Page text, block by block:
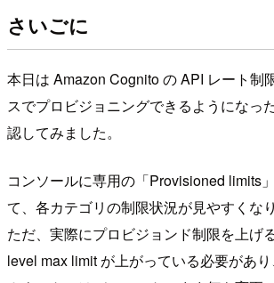
さいごに
本日は Amazon Cognito の API レート制
スでプロビジョニングできるようになっ
認してみました。
コンソールに専用の「Provisioned limits
て、各カテゴリの制限状況が見やすくな
ただ、実際にプロビジョンド制限を上げ
level max limit が上がっている必要があ